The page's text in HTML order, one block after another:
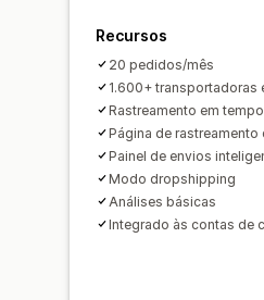
Recursos
20 pedidos/mês
1.600+ transportadoras
Rastreamento em
Página de rastreamento
Painel de envios
Modo dropshipping
Análises básicas
Integrado às contas de